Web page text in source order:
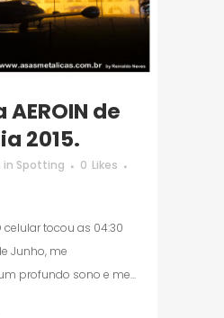
AEROIN de
2015.
in Spotting 0 Likes
celular tocou as 04:30
Junho, me
profundo sono e me...